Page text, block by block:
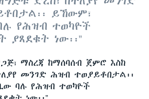
ይኸውም፣
የሕዝብ ተወካዮች
ያጸደቁት ነው፡፡”
ማስረጃ ከማሰባሰብ ጀምሮ እስከ
መንገድ ሕዝብ ተወያይቶበታል፡፡
ባሉ የሕዝብ ተወካዮች